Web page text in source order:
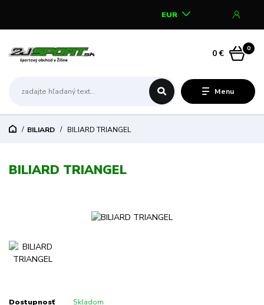
Menu
EUR
0
0 €
BILIARD BILIARD TRIANGEL
BILIARD TRIANGEL
Dostupnosť Skladom